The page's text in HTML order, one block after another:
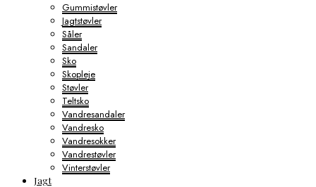
Gummistøvler
Jagtstøvler
Såler
Sandaler
Sko
Skopleje
Støvler
Teltsko
Vandresandaler
Vandresko
Vandresokker
Vandrestøvler
Vinterstøvler
Jagt